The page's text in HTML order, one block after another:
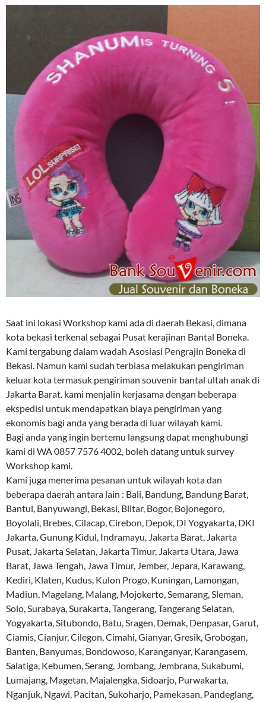
Saat ini lokasi Workshop kami ada di daerah Bekasi, dimana
kota bekasi terkenal sebagai Pusat kerajinan Bantal Boneka.
Kami tergabung dalam wadah Asosiasi Pengrajin Boneka di
Bekasi. Namun kami sudah terbiasa melakukan pengiriman
keluar kota termasuk pengiriman souvenir bantal ultah anak di
Jakarta Barat. kami menjalin kerjasama dengan beberapa
ekspedisi untuk mendapatkan biaya pengiriman yang
ekonomis bagi anda yang berada di luar wilayah kami.
Bagi anda yang ingin bertemu langsung dapat menghubungi
kami di WA 0857 7576 4002, boleh datang untuk survey
Workshop kami.
Kami juga menerima pesanan untuk wilayah kota dan
beberapa daerah antara lain : Bali, Bandung, Bandung Barat,
Bantul, Banyuwangi, Bekasi, Blitar, Bogor, Bojonegoro,
Boyolali, Brebes, Cilacap, Cirebon, Depok, DI Yogyakarta, DKI
Jakarta, Gunung Kidul, Indramayu, Jakarta Barat, Jakarta
Pusat, Jakarta Selatan, Jakarta Timur, Jakarta Utara, Jawa
Barat, Jawa Tengah, Jawa Timur, Jember, Jepara, Karawang,
Kediri, Klaten, Kudus, Kulon Progo, Kuningan, Lamongan,
Madiun, Magelang, Malang, Mojokerto, Semarang, Sleman,
Solo, Surabaya, Surakarta, Tangerang, Tangerang Selatan,
Yogyakarta, Situbondo, Batu, Sragen, Demak, Denpasar, Garut,
Ciamis, Cianjur, Cilegon, Cimahi, Gianyar, Gresik, Grobogan,
Banten, Banyumas, Bondowoso, Karanganyar, Karangasem,
Salatiga, Kebumen, Serang, Jombang, Jembrana, Sukabumi,
Lumajang, Magetan, Majalengka, Sidoarjo, Purwakarta,
Nganjuk, Ngawi, Pacitan, Sukoharjo, Pamekasan, Pandeglang,